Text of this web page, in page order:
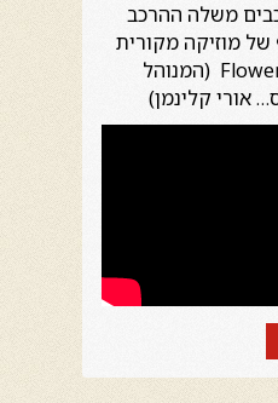
משלה ההרכב
של מוזיקה מקורית
המכונה – Flower Shop (המנוהל
אורי קלינמן)